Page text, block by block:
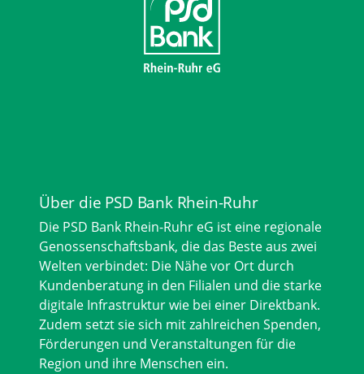
Über die PSD Bank Rhein-Ruhr
Die PSD Bank Rhein-Ruhr eG ist eine regionale
Genossenschaftsbank, die das Beste aus zwei
Welten verbindet: Die Nähe vor Ort durch
Kundenberatung in den Filialen und die starke
digitale Infrastruktur wie bei einer Direktbank.
Zudem setzt sie sich mit zahlreichen Spenden,
Förderungen und Veranstaltungen für die
Region und ihre Menschen ein.